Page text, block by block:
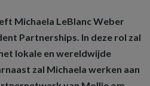
Michaela LeBlanc Weber
Partnerships. In deze rol zal
lokale en wereldwijde
zal Michaela werken aan